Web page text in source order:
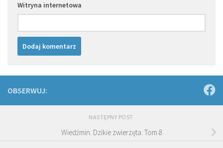
Witryna internetowa
OBSERWUJ:
NASTĘPNY POST
Wiedźmin. Dzikie zwierzęta. Tom 8